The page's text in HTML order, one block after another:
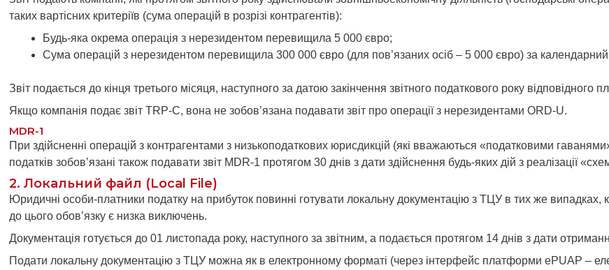
таких вартісних критеріїв (сума операцій в розрізі контрагентів):
Будь-яка окрема операція з нерезидентом перевищила 5 000 євро;
Сума операцій з нерезидентом перевищила 300 000 євро (для пов’язаних осіб – 5 000 євро) за календарний
Звіт подається до кінця третього місяця, наступного за датою закінчення звітного податкового року відповідного
Якщо компанія подає звіт TRP-C, вона не зобов’язана подавати звіт про операції з нерезидентами ORD-U.
MDR-1
При здійсненні операцій з контрагентами з низькоподаткових юрисдикцій (які вважаються «податковими
податків зобов’язані також подавати звіт MDR-1 протягом 30 днів з дати здійснення будь-яких дій з реалізації
2. Локальний файл (Local File)
Юридичні особи-платники податку на прибуток повинні готувати локальну документацію з ТЦУ в тих же випадках,
до цього обов’язку є низка виключень.
Документація готується до 01 листопада року, наступного за звітним, а подається протягом 14 днів з дати
Подати локальну документацію з ТЦУ можна як в електронному форматі (через інтерфейс платформи ePUAP –